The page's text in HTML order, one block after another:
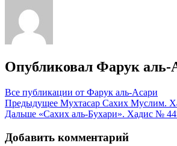
Опубликовал Фарук аль-
Все публикации от Фарук аль-Асари
Навигация
по
записям
Предыдущее Мухтасар Сахих Муслим.
Дальше «Сахих аль-Бухари». Хадис №
Добавить комментарий